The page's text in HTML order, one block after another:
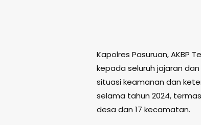
Kapolres Pasuruan, AKBP
kepada seluruh jajaran
situasi keamanan dan
selama tahun 2024,
desa dan 17 kecamatan.